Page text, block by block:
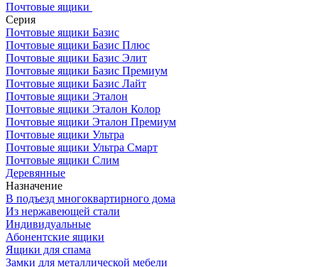
Почтовые ящики
Серия
Почтовые ящики Базис
Почтовые ящики Базис Плюс
Почтовые ящики Базис Элит
Почтовые ящики Базис Премиум
Почтовые ящики Базис Лайт
Почтовые ящики Эталон
Почтовые ящики Эталон Колор
Почтовые ящики Эталон Премиум
Почтовые ящики Ультра
Почтовые ящики Ультра Смарт
Почтовые ящики Слим
Деревянные
Назначение
В подъезд многоквартирного дома
Из нержавеющей стали
Индивидуальные
Абонентские ящики
Ящики для спама
Замки для металлической мебели